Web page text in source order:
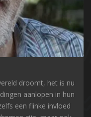
droomt, het is nu
aanlopen in hun
een flinke invloed